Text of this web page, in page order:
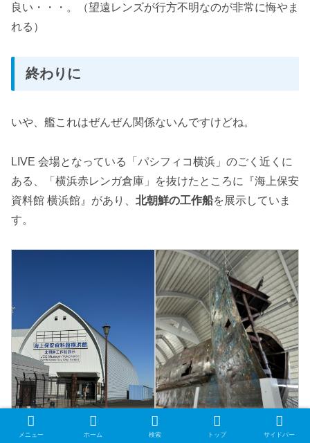
良い・・・。（望遠レンズが行方不明なのが非常に悔やま
れる）
終わりに
いや、艦これはぜんぜん関係ないんですけどね。
LIVE 会場となっている「パシフィコ横浜」のごく近くに
ある、「横浜赤レンガ倉庫」を抜けたところに『海上保安
資料館 横浜館』があり、 北朝鮮の工作船を展示していま
す。
メニュー ホーム 検索 トップ サイドバー